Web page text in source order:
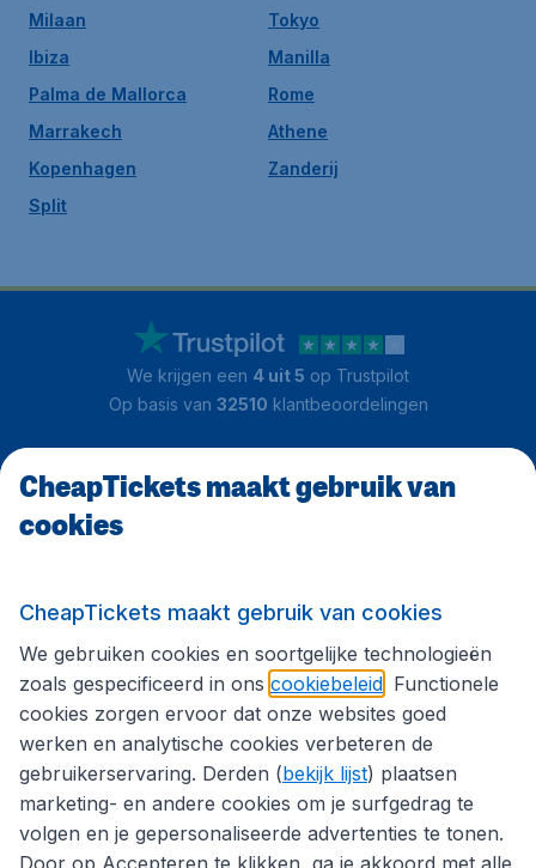
Milaan
Tokyo
Ibiza
Manilla
Palma de Mallorca
Rome
Marrakech
Athene
Kopenhagen
Zanderij
Split
We krijgen een 4 uit 5 op Trustpilot
Op basis van 32510 klantbeoordelingen
Klantenservice
Internationale sites
Volg CheapTickets.nl
CheapTickets maakt gebruik van
cookies
CheapTickets maakt gebruik van cookies
We gebruiken cookies en soortgelijke technologieën
zoals gespecificeerd in ons cookiebeleid . Functionele
cookies zorgen ervoor dat onze websites goed
werken en analytische cookies verbeteren de
gebruikerservaring. Derden (bekijk lijst) plaatsen
marketing- en andere cookies om je surfgedrag te
volgen en je gepersonaliseerde advertenties te tonen.
Door op Accepteren te klikken, ga je akkoord met alle